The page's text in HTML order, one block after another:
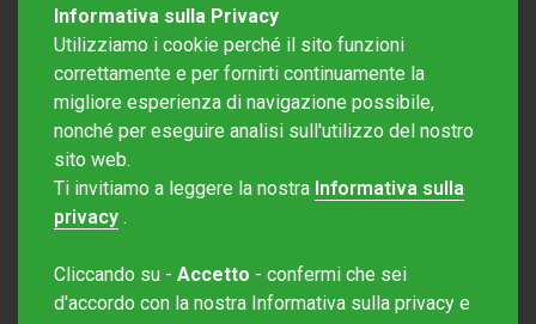
Editore Rotostampa SA
Sito creato daRedesign
Informativa sulla Privacy
Utilizziamo i cookie perché il sito funzioni
correttamente e per fornirti continuamente la
migliore esperienza di navigazione possibile,
nonché per eseguire analisi sull'utilizzo del nostro
sito web.
Ti invitiamo a leggere la nostra Informativa sulla
privacy .
Cliccando su - Accetto - confermi che sei
d'accordo con la nostra Informativa sulla privacy e